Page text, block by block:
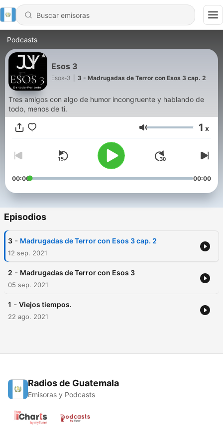
Podcasts
Esos 3
Esos-3 3 - Madrugadas de Terror con Esos 3 cap. 2
Tres amigos con algo de humor incongruente y hablando de
todo, menos de ti.
Volumen 1 x
00:00 00:00
Episodios
3 - Madrugadas de Terror con Esos 3 cap. 2
12 sep. 2021
2 - Madrugadas de Terror con Esos 3
05 sep. 2021
1 - Viejos tiempos.
22 ago. 2021
Radios de Guatemala
Emisoras y Podcasts